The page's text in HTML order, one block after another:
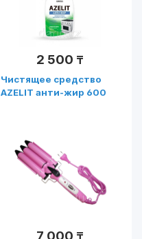
2 500 ₸
Чистящее средство
AZELIT анти-жир 600
7 000 ₸